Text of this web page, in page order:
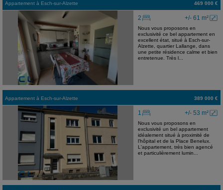
Appartement à Esch-sur-Alzette 469 000 €
+/- 61 m²
2
Nous vous proposons en
exclusivité ce bel appartement en
excellent état, situé à Esch-sur-
Alzette, quartier Lallange, dans
une petite résidence calme et bien
entretenue. Très l...
Appartement à Esch-sur-Alzette 389 000 €
+/- 53 m²
1
Nous vous proposons en
exclusivité un bel appartement
idéalement situé à proximité de
l'hôpital et de la Place Benelux.
L'appartement, très bien agencé
et particulièrement lumin...